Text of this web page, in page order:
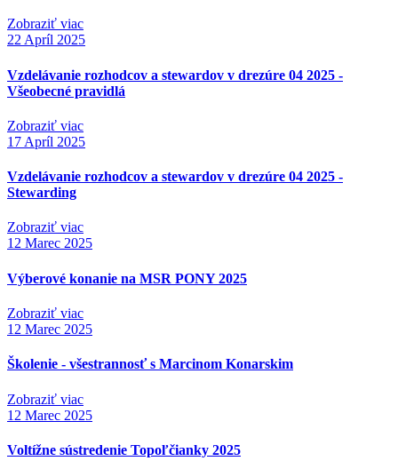
Zobraziť viac
22Apríl 2025
Vzdelávanie rozhodcov a stewardov v drezúre 04 2025 -
Všeobecné pravidlá
Zobraziť viac
17 Apríl 2025
Vzdelávanie rozhodcov a stewardov v drezúre 04 2025 -
Stewarding
Zobraziť viac
12 Marec 2025
Výberové konanie na MSR PONY 2025
Zobraziť viac
12 Marec 2025
Školenie - všestrannosť s Marcinom Konarskim
Zobraziť viac
12 Marec 2025
Voltížne sústredenie Topoľčianky 2025